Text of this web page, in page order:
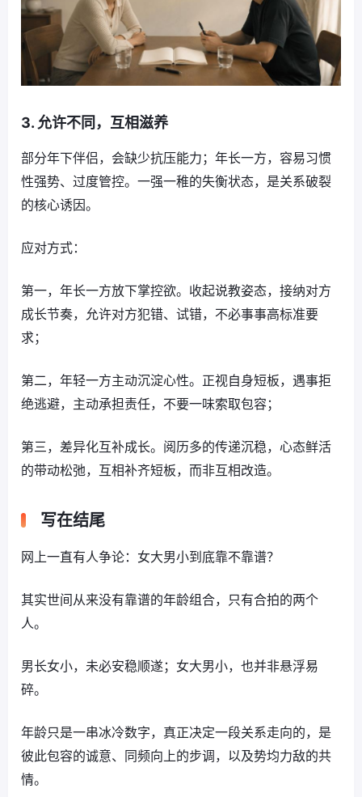
3. 允许不同，互相滋养
部分年下伴侣，会缺少抗压能力；年长一方，容易习惯
性强势、过度管控。一强一稚的失衡状态，是关系破裂
的核心诱因。
应对方式：
第一，年长一方放下掌控欲。收起说教姿态，接纳对方
成长节奏，允许对方犯错、试错，不必事事高标准要
求；
第二，年轻一方主动沉淀心性。正视自身短板，遇事拒
绝逃避，主动承担责任，不要一味索取包容；
第三，差异化互补成长。阅历多的传递沉稳，心态鲜活
的带动松弛，互相补齐短板，而非互相改造。
写在结尾
网上一直有人争论：女大男小到底靠不靠谱？
其实世间从来没有靠谱的年龄组合，只有合拍的两个
人。
男长女小，未必安稳顺遂；女大男小，也并非悬浮易
碎。
年龄只是一串冰冷数字，真正决定一段关系走向的，是
彼此包容的诚意、同频向上的步调，以及势均力敌的共
情。